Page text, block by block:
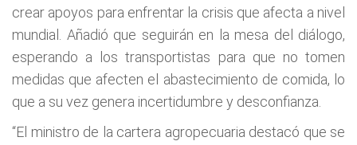
crear apoyos para enfrentar la crisis que afecta a nivel
mundial. Añadió que seguirán en la mesa del diálogo,
esperando a los transportistas para que no tomen
medidas que afecten el abastecimiento de comida, lo
que a su vez genera incertidumbre y desconfianza.
“El ministro de la cartera agropecuaria destacó que se